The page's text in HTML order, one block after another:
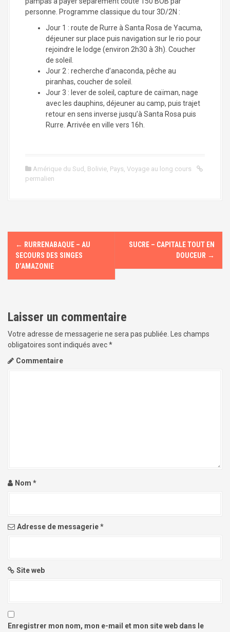
personne. Programme classique du tour 3D/2N :
Jour 1 : route de Rurre à Santa Rosa de Yacuma,
déjeuner sur place puis navigation sur le rio pour
rejoindre le lodge (environ 2h30 à 3h). Coucher
de soleil.
Jour 2 : recherche d’anaconda, pêche au
piranhas, coucher de soleil.
Jour 3 : lever de soleil, capture de caïman, nage
avec les dauphins, déjeuner au camp, puis trajet
retour en sens inverse jusqu’à Santa Rosa puis
Rurre. Arrivée en ville vers 16h.
Amérique du Sud , Bolivie, Pays, Voyage au long cours
permalien
N
g
a
t
'
r
c
e
← RURRENABAQUE – AU
SECOURS DES SINGES
D’AMAZONIE
SUCRE – CAPITALE TOUT EN
DOUCEUR →
Laisser un commentaire
Votre adresse de messagerie ne sera pas publiée. Les champs
obligatoires sont indiqués avec*
Commentaire
Nom *
Adresse de messagerie*
Site web
Enregistrer mon nom, mon e-mail et mon site web dans le